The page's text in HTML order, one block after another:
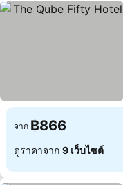
จาก ฿866
ดูราคาจาก 9 เว็บไซต์